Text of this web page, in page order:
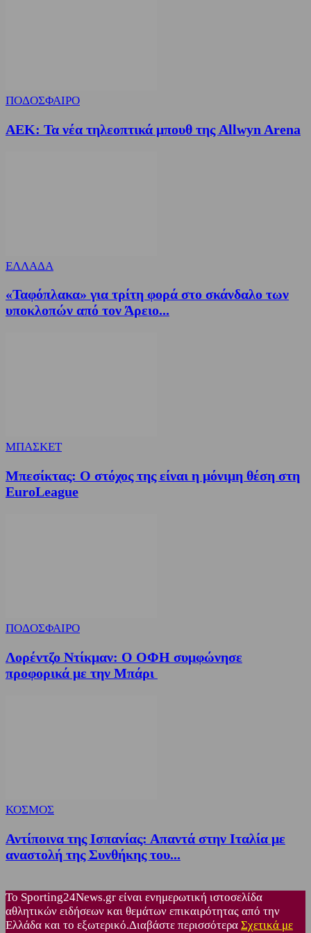
ΠΟΔΟΣΦΑΙΡΟ
ΑΕΚ: Τα νέα τηλεοπτικά μπουθ της Allwyn Arena
ΕΛΛΑΔΑ
«Ταφόπλακα» για τρίτη φορά στο σκάνδαλο των
υποκλοπών από τον Άρειο...
ΜΠΑΣΚΕΤ
Μπεσίκτας: Ο στόχος της είναι η μόνιμη θέση στη
EuroLeague
ΠΟΔΟΣΦΑΙΡΟ
Λορέντζο Ντίκμαν: Ο ΟΦΗ συμφώνησε
προφορικά με την Μπάρι
ΚΟΣΜΟΣ
Αντίποινα της Ισπανίας: Απαντά στην Ιταλία με
αναστολή της Συνθήκης του...
Το Sporting24News.gr είναι ενημερωτική ιστοσελίδα
αθλητικών ειδήσεων και θεμάτων επικαιρότητας από την
Ελλάδα και το εξωτερικό.Διαβάστε περισσότερα Σχετικά με